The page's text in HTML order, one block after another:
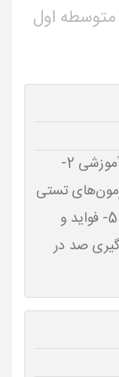
متوسطه اول
1- اهمیت تابستان و برنامه آموزشی 2-
3-آموزش آزمون‌های تستی
و میان نوبت 4-منابع کمک آموزشی 5- فواید و
صد در